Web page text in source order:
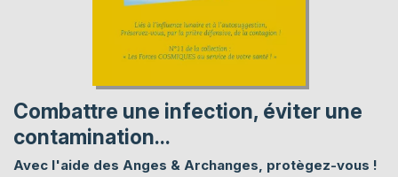
Combattre une infection, éviter une
contamination...
Avec l'aide des Anges & Archanges, protègez-vous !